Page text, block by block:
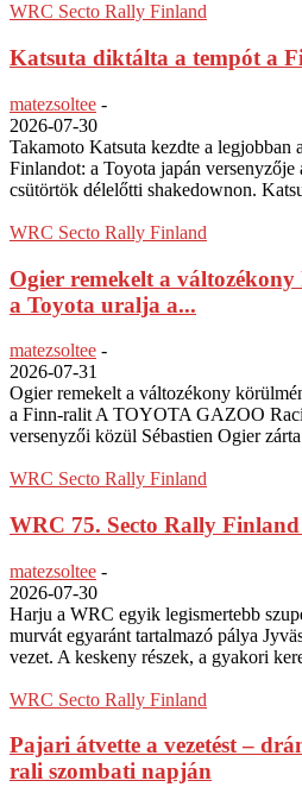
WRC Secto Rally Finland
Katsuta diktálta a tempót a
matezsoltee -
2026-07-30
Takamoto Katsuta kezdte a legjobban
Finlandot: a Toyota japán versenyzője
csütörtök délelőtti shakedownon.
WRC Secto Rally Finland
Ogier remekelt a
a Toyota uralja a...
matezsoltee -
2026-07-31
Ogier remekelt a változékony
a Finn-ralit A TOYOTA GAZOO
versenyzői közül Sébastien Ogier
WRC Secto Rally Finland
WRC 75. Secto Rally
matezsoltee -
2026-07-30
Harju a WRC egyik legismertebb
murvát egyaránt tartalmazó pálya
vezet. A keskeny részek, a gyakori
WRC Secto Rally Finland
Pajari átvette a vezetést –
rali szombati napján